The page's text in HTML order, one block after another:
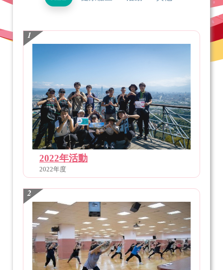
1
2022年活動
2022年度
2